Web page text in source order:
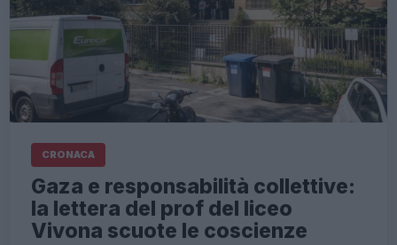
CRONACA
Gaza e responsabilità collettive:
la lettera del prof del liceo
Vivona scuote le coscienze